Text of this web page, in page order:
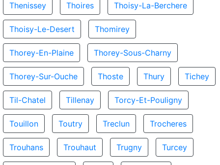
Thenissey Thoires Thoisy-La-Berchere
Thoisy-Le-Desert Thomirey
Thorey-En-Plaine Thorey-Sous-Charny
Thorey-Sur-Ouche Thoste Thury Tichey
Til-Chatel Tillenay Torcy-Et-Pouligny
Touillon Toutry Treclun Trocheres
Trouhans Trouhaut Trugny Turcey